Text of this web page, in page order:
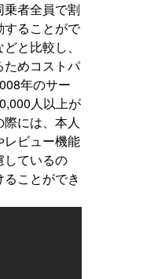
者全員で割
することがで
と比較し、
ためコストパ
年のサー
人以上が
には、本人
レビュー機能
しているの
ことができ